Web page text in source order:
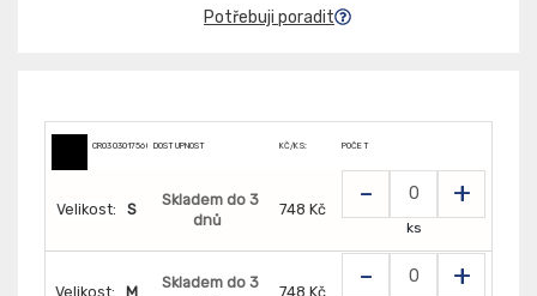
Potřebuji poradit
CR0303017560 DOSTUPNOST KČ/KS: POČET
Velikost: S
Skladem do 3
dnů
748 Kč - +
ks
Velikost: M
Skladem do 3
748 Kč - +